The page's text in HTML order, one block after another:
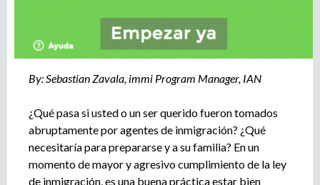
n
c
i
d
e
c
By: Sebastian Zavala, immi Program Manager, IAN
¿Qué pasa si usted o un ser querido fueron tomados
abruptamente por agentes de inmigración? ¿Qué
necesitaría para prepararse y a su familia? En un
momento de mayor y agresivo cumplimiento de la ley
de inmigración, es una buena práctica estar bien